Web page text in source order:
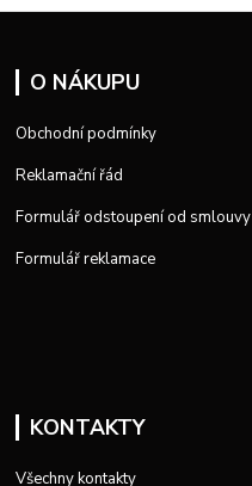
O NÁKUPU
Obchodní podmínky
Reklamační řád
Formulář odstoupení od smlouvy
Formulář reklamace
KONTAKTY
Všechny kontakty